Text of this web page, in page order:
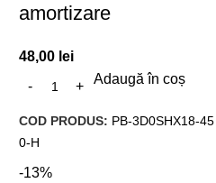
amortizare
48,00 lei
Adaugă în coș
COD PRODUS: PB-3D0SHX18-45
0-H
-13%